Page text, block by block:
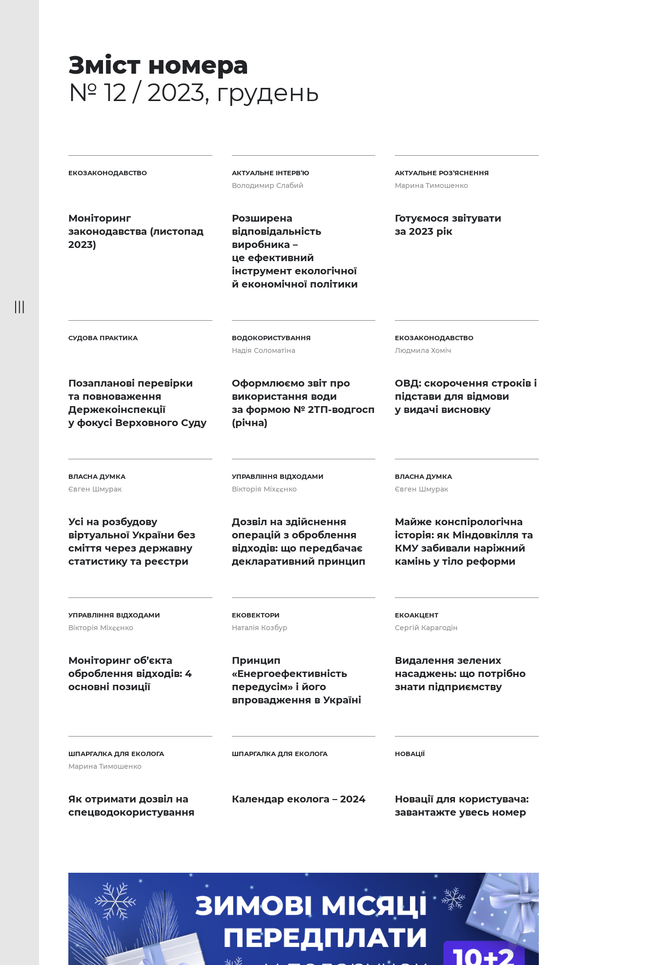
Зміст номера
№ 12 / 2023, грудень
ЕКОЗАКОНОДАВСТВО
Моніторинг
законодавства (листопад
2023)
АКТУАЛЬНЕ ІНТЕРВ’Ю
Володимир Слабий
Розширена
відповідальність
виробника –
це ефективний
інструмент екологічної
й економічної політики
АКТУАЛЬНЕ РОЗ’ЯСНЕННЯ
Марина Тимошенко
Готуємося звітувати
за 2023 рік
СУДОВА ПРАКТИКА
Позапланові перевірки
та повноваження
Держекоінспекції
у фокусі Верховного Суду
ВОДОКОРИСТУВАННЯ
Надія Соломатіна
Оформлюємо звіт про
використання води
за формою № 2ТП-водгосп
(річна)
ЕКОЗАКОНОДАВСТВО
Людмила Хоміч
ОВД: скорочення строків і
підстави для відмови
у видачі висновку
ВЛАСНА ДУМКА
Євген Шмурак
Усі на розбудову
віртуальної України без
сміття через державну
статистику та реєстри
УПРАВЛІННЯ ВІДХОДАМИ
Вікторія Міхєєнко
Дозвіл на здійснення
операцій з оброблення
відходів: що передбачає
декларативний принцип
ВЛАСНА ДУМКА
Євген Шмурак
Майже конспірологічна
історія: як Міндовкілля та
КМУ забивали наріжний
камінь у тіло реформи
УПРАВЛІННЯ ВІДХОДАМИ
Вікторія Міхєєнко
Моніторинг об’єкта
оброблення відходів: 4
основні позиції
ЕКОВЕКТОРИ
Наталія Козбур
Принцип
«Енергоефективність
передусім» і його
впровадження в Україні
ЕКОАКЦЕНТ
Сергій Карагодін
Видалення зелених
насаджень: що потрібно
знати підприємству
ШПАРГАЛКА ДЛЯ ЕКОЛОГА
Марина Тимошенко
Як отримати дозвіл на
спецводокористування
ШПАРГАЛКА ДЛЯ ЕКОЛОГА
Календар еколога – 2024
НОВАЦІЇ
Новації для користувача:
завантажте увесь номер